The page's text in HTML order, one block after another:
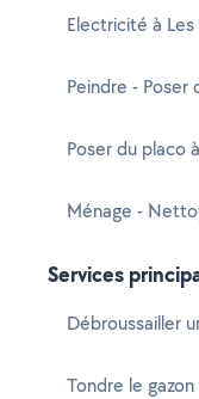
Electricité à Les
Peindre - Poser
Poser du placo
Ménage -
Services
Débroussailler
Tondre le gazon